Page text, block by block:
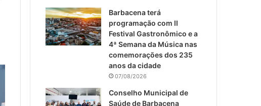
Barbacena terá
programação com II
Festival Gastronômico e a
4ª Semana da Música nas
comemorações dos 235
anos da cidade
07/08/2026
Conselho Municipal de
Saúde de Barbacena